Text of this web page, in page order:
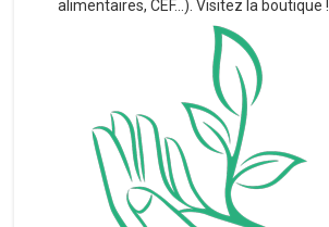
alimentaires, CEF...). Visitez la boutique !